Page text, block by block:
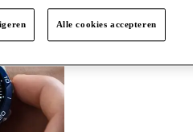
Alle cookies accepteren